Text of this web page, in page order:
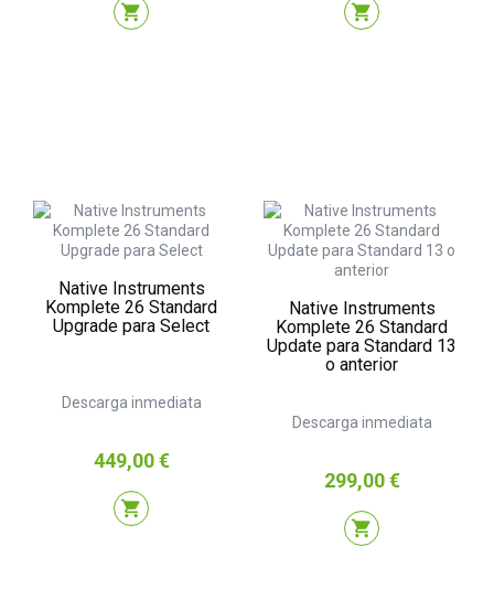
shopping_cart shopping_cart
Native Instruments
Komplete 26 Standard
Upgrade para Select
Descarga inmediata
Precio
449,00 €
shopping_cart
Native Instruments
Komplete 26 Standard
Update para Standard 13
o anterior
Descarga inmediata
Precio
299,00 €
shopping_cart